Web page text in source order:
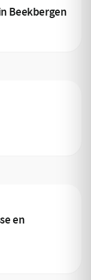
Beekbergen
en